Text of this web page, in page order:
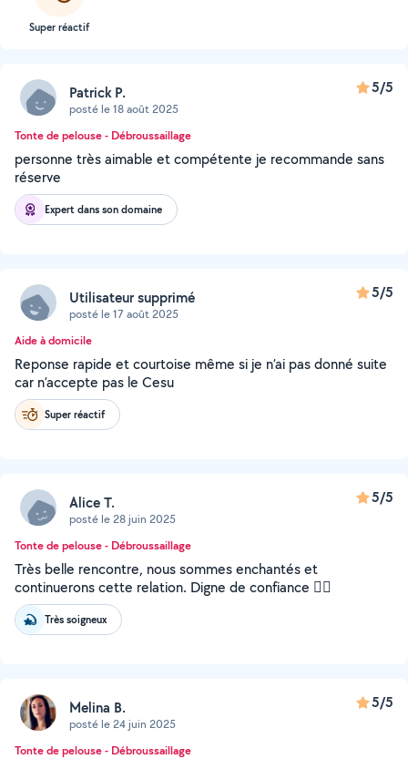
Super réactif
Patrick P.
posté le 18 août 2025
5/5
Tonte de pelouse - Débroussaillage
personne très aimable et compétente je recommande sans
réserve
Expert dans son domaine
Utilisateur supprimé
posté le 17 août 2025
5/5
Aide à domicile
Reponse rapide et courtoise même si je n’ai pas donné suite
car n’accepte pas le Cesu
Super réactif
Alice T.
posté le 28 juin 2025
5/5
Tonte de pelouse - Débroussaillage
Très belle rencontre, nous sommes enchantés et
continuerons cette relation. Digne de confiance 👍🏼
Très soigneux
Melina B.
posté le 24 juin 2025
5/5
Tonte de pelouse - Débroussaillage